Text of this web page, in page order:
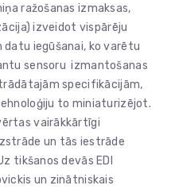
ražošanas izmaksas,
izveidot vispārēju
iegūšanai, ko varētu
sensoru izmantošanas
specifikācijām,
to miniaturizējot.
vairākkārtīgi
un tās iestrāde
tikšanos devās EDI
un zinātniskais